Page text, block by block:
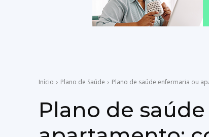
Início Plano de Saúde Plano de saúde enfermaria ou
Plano de